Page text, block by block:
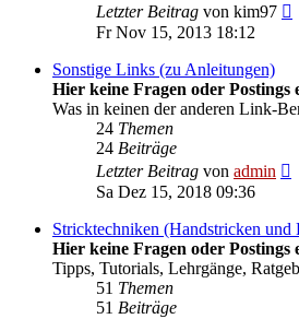
Letzter Beitrag von kim97
Fr Nov 15, 2013 18:12
Sonstige Links (zu Anleitungen)
Hier keine Fragen oder
Was in keinen der anderen Link-
24 Themen
24 Beiträge
Letzter Beitrag von admin
Sa Dez 15, 2018 09:36
Stricktechniken (Handstricken und
Hier keine Fragen oder
Tipps, Tutorials, Lehrgänge,
51 Themen
51 Beiträge